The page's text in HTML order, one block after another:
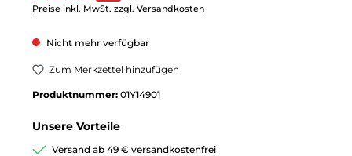
Preise inkl. MwSt. zzgl. Versandkosten
Nicht mehr verfügbar
Zum Merkzettel hinzufügen
Produktnummer: 01Y14901
Unsere Vorteile
Versand ab 49 € versandkostenfrei